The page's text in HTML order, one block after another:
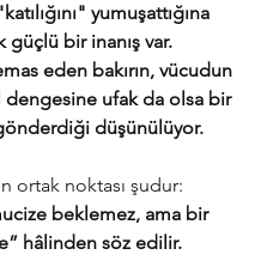
yumuşattığına
güçlü bir inanış var.
eden bakırın, vücudun
dengesine ufak da olsa bir
düşünülüyor.
ortak noktası şudur:
beklemez, ama bir
hâlinden söz edilir.